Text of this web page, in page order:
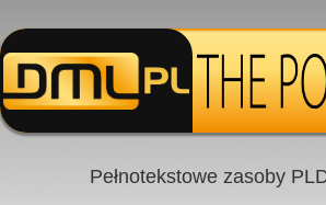
Pełnotekstowe zasoby